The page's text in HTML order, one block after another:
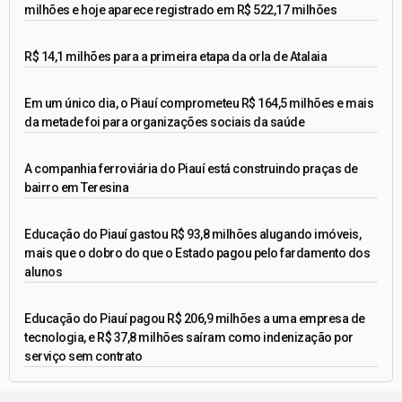
milhões e hoje aparece registrado em R$ 522,17 milhões
R$ 14,1 milhões para a primeira etapa da orla de Atalaia
Em um único dia, o Piauí comprometeu R$ 164,5 milhões e mais
da metade foi para organizações sociais da saúde
A companhia ferroviária do Piauí está construindo praças de
bairro em Teresina
Educação do Piauí gastou R$ 93,8 milhões alugando imóveis,
mais que o dobro do que o Estado pagou pelo fardamento dos
alunos
Educação do Piauí pagou R$ 206,9 milhões a uma empresa de
tecnologia, e R$ 37,8 milhões saíram como indenização por
serviço sem contrato